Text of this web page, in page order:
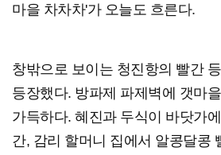
마을 차차차'가 오늘도 흐른다.
창밖으로 보이는 청진항의 빨간
등장했다. 방파제 파제벽에 갯마
가득하다. 혜진과 두식이 바닷가
간, 감리 할머니 집에서 알콩달콩